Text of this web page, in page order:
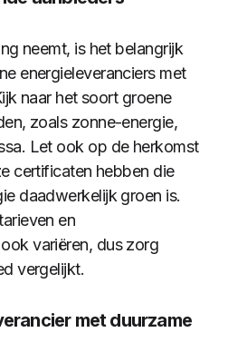
neemt, is het belangrijk
energieleveranciers met
naar het soort groene
zoals zonne-energie,
Let ook op de herkomst
certificaten hebben die
daadwerkelijk groen is.
en
variëren, dus zorg
vergelijkt.
met duurzame